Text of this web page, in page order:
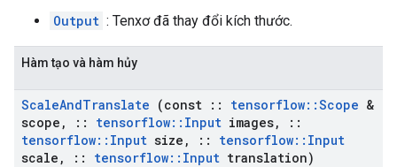
Output : Tenxơ đã thay đổi kích thước.
Hàm tạo và hàm hủy
ScaleAndTranslate (const :: tensorflow::Scope &
scope , :: tensorflow:: Input images,
::
tensorflow:: Input size , :: tensorflow:: Input
scale , :: tensorflow:: Input translation)